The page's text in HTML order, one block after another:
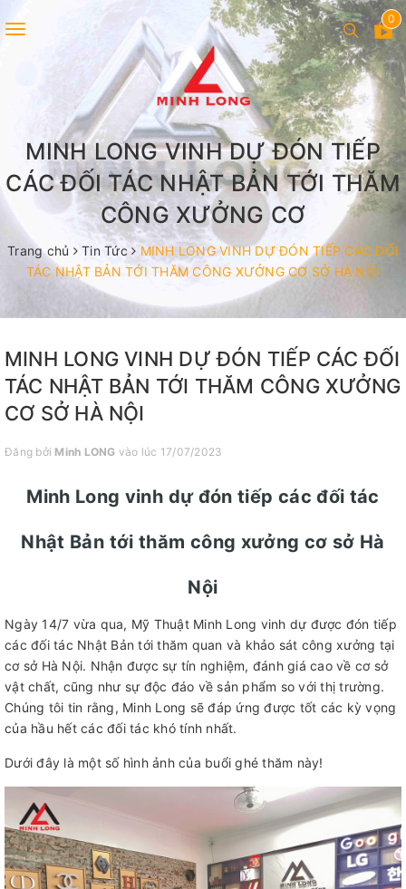
Toggle
0
MINH LONG VINH DỰ ĐÓN TIẾP
CÁC ĐỐI TÁC NHẬT BẢN TỚI THĂM
CÔNG XƯỞNG CƠ
Trang chủ Tin Tức
MINH LONG VINH DỰ ĐÓN TIẾP CÁC ĐỐI
TÁC NHẬT BẢN TỚI THĂM CÔNG XƯỞNG CƠ SỞ HÀ NỘI
MINH LONG VINH DỰ ĐÓN TIẾP CÁC ĐỐI
TÁC NHẬT BẢN TỚI THĂM CÔNG XƯỞNG
CƠ SỞ HÀ NỘI
Đăng bởi Minh LONG vào lúc 17/07/2023
Minh Long vinh dự đón tiếp các đối tác
Nhật Bản tới thăm công xưởng cơ sở Hà
Nội
Ngày 14/7 vừa qua, Mỹ Thuật Minh Long vinh dự được đón tiếp
các đối tác Nhật Bản tới thăm quan và khảo sát công xưởng tại
cơ sở Hà Nội. Nhận được sự tín nghiệm, đánh giá cao về cơ sở
vật chất, cũng như sự độc đáo về sản phẩm so với thị trường.
Chúng tôi tin rằng, Minh Long sẽ đáp ứng được tốt các kỳ vọng
của hầu hết các đối tác khó tính nhất.
Dưới đây là một số hình ảnh của buổi ghé thăm này!